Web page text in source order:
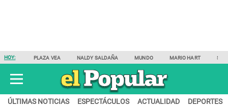
HOY: PLAZA VEA NALDY SALDAÑA MUNDO MARIO HART
ÚLTIMAS NOTICIAS ESPECTÁCULOS ACTUALIDAD DEPORTES